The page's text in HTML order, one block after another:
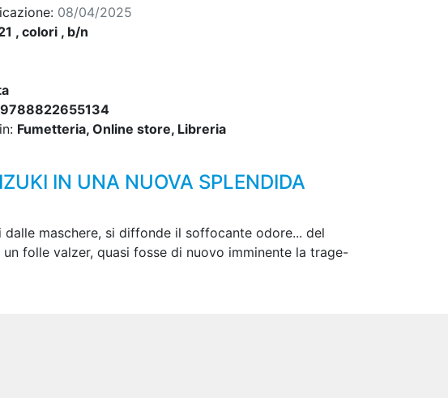
08/04/2025
, colori , b/n
9788822655134
Fumetteria, Online store, Libreria
IN UNA NUOVA SPLENDIDA
maschere, si diffonde il soffocante odore... del
folle valzer, quasi fosse di nuovo imminente la trage-